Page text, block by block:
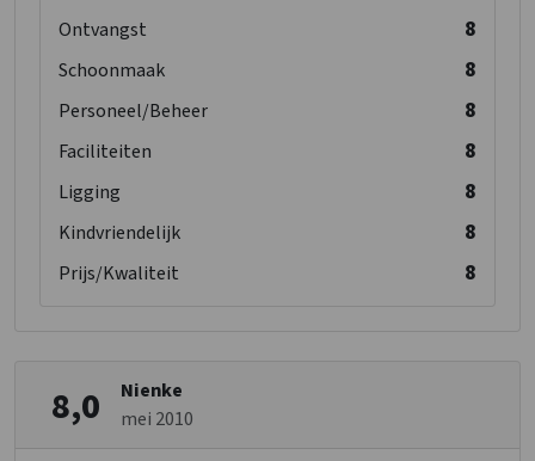
Ontvangst 8
Schoonmaak 8
Personeel/Beheer 8
Faciliteiten 8
Ligging 8
Kindvriendelijk 8
Prijs/Kwaliteit 8
8,0
Nienke
mei 2010